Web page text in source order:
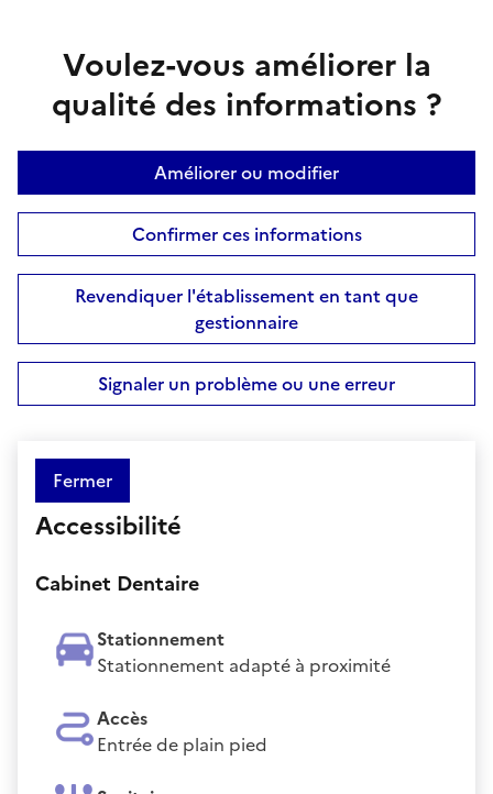
Voulez-vous améliorer la
qualité des informations ?
Améliorer ou modifier
Confirmer ces informations
Revendiquer l'établissement en tant que
gestionnaire
Signaler un problème ou une erreur
Fermer
Accessibilité
Cabinet Dentaire
Stationnement
Stationnement adapté à proximité
Accès
Entrée de plain pied